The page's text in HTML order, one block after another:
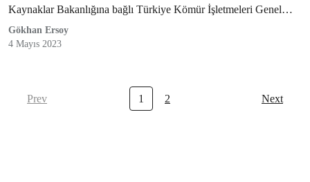
Kaynaklar Bakanlığına bağlı Türkiye Kömür İşletmeleri Genel
Müdürü Dr. Hasan Hüseyin Erdoğan’ın açılış konuşması sırasında
Greenpeace Akdeniz Genel Direktörü Ersin Tek, "Havası Kirli,
Gökhan Ersoy
4 Mayıs 2023
Prev 1 2 Next